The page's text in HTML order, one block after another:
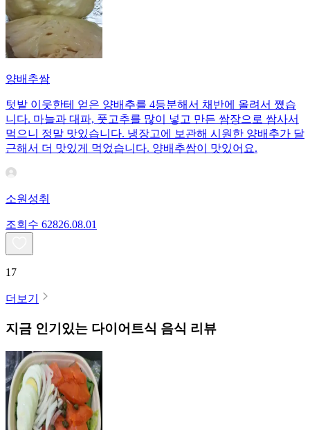
양배추쌈
텃밭 이웃한테 얻은 양배추를 4등분해서 채반에 올려서 쪘습
니다. 마늘과 대파, 풋고추를 많이 넣고 만든 쌈장으로 쌈사서
먹으니 정말 맛있습니다. 냉장고에 보관해 시원한 양배추가 달
근해서 더 맛있게 먹었습니다. 양배추쌈이 맛있어요.
소원성취
조회수 62826.08.01
17
더보기
지금 인기있는 다이어트식 음식 리뷰